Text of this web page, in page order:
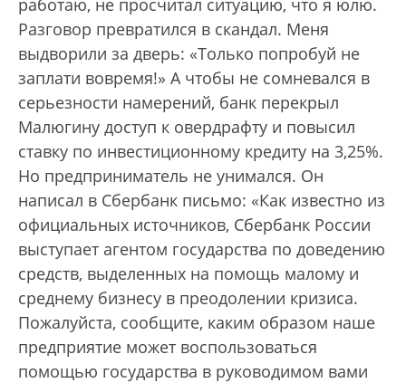
Разговор превратился в скандал. Меня
выдворили за дверь: «Только попробуй не
заплати вовремя!» А чтобы не сомневался в
серьезности намерений, банк перекрыл
Малюгину доступ к овердрафту и повысил
ставку по инвестиционному кредиту на 3,25%.
Но предприниматель не унимался. Он
написал в Сбербанк письмо: «Как известно из
официальных источников, Сбербанк России
выступает агентом государства по доведению
средств, выделенных на помощь малому и
среднему бизнесу в преодолении кризиса.
Пожалуйста, сообщите, каким образом наше
предприятие может воспользоваться
помощью государства в руководимом вами